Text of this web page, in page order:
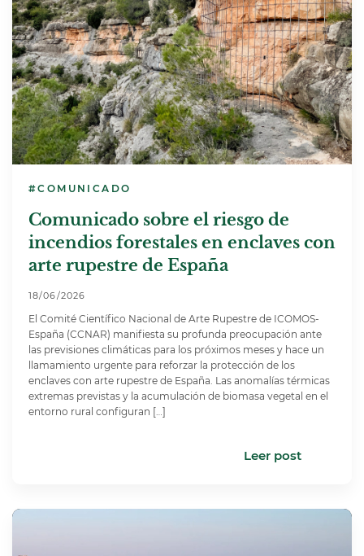
#COMUNICADO
Comunicado sobre el riesgo de
incendios forestales en enclaves con
arte rupestre de España
18/06/2026
El Comité Científico Nacional de Arte Rupestre de ICOMOS-
España (CCNAR) manifiesta su profunda preocupación ante
las previsiones climáticas para los próximos meses y hace un
llamamiento urgente para reforzar la protección de los
enclaves con arte rupestre de España. Las anomalías térmicas
extremas previstas y la acumulación de biomasa vegetal en el
entorno rural configuran […]
Leer post